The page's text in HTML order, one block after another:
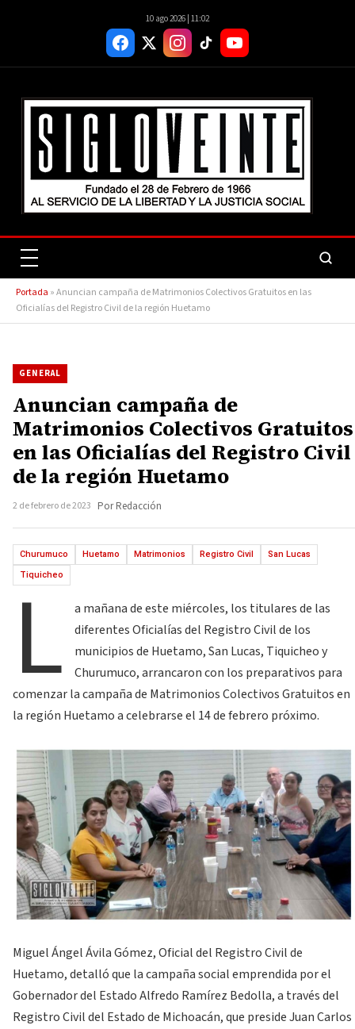
10 ago 2026 | 11:02
Portada »Anuncian campaña de Matrimonios Colectivos Gratuitos en las
Oficialías del Registro Civil de la región Huetamo
GENERAL
Anuncian campaña de
Matrimonios Colectivos Gratuitos
en las Oficialías del Registro Civil
de la región Huetamo
2 de febrero de 2023 Por Redacción
Churumuco Huetamo Matrimonios Registro Civil
San Lucas
Tiquicheo
L
a mañana de este miércoles, los titulares de las
diferentes Oficialías del Registro Civil de los
municipios de Huetamo, San Lucas, Tiquicheo y
Churumuco, arrancaron con los preparativos para
comenzar la campaña de Matrimonios Colectivos Gratuitos en
la región Huetamo a celebrarse el 14 de febrero próximo.
Miguel Ángel Ávila Gómez, Oficial del Registro Civil de
Huetamo, detalló que la campaña social emprendida por el
Gobernador del Estado Alfredo Ramírez Bedolla, a través del
Registro Civil del Estado de Michoacán, que preside Juan Carlos